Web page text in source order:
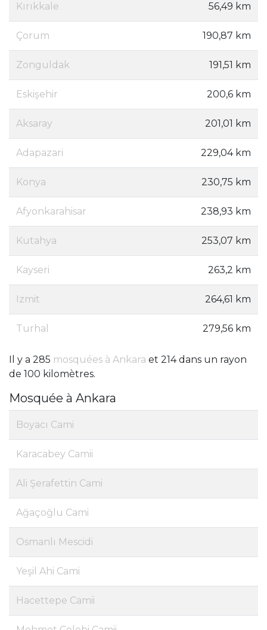
Kırıkkale 56,49 km
Çorum 190,87 km
Zonguldak 191,51 km
Eskişehir 200,6 km
Aksaray 201,01 km
Adapazari 229,04 km
Konya 230,75 km
Afyonkarahisar 238,93 km
Kutahya 253,07 km
Kayseri 263,2 km
Izmit 264,61 km
Turhal 279,56 km
Il y a 285 mosquées à Ankara et 214 dans un rayon
de 100 kilomètres.
Mosquée à Ankara
Boyacı Cami
Karacabey Camii
Ali Şerafettin Cami
Ağaçoğlu Cami
Osmanlı Mescidi
Yeşil Ahi Cami
Hacettepe Camii